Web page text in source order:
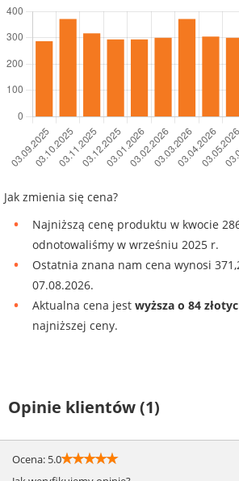
Jak zmienia się cena?
Najniższą cenę produktu w kwocie
odnotowaliśmy w wrześniu 2025 r.
Ostatnia znana nam cena wynosi
07.08.2026.
Aktualna cena jest wyższa o 84
najniższej ceny.
Opinie klientów (1)
Ocena: 5.0 ☆
☆
☆
☆
☆